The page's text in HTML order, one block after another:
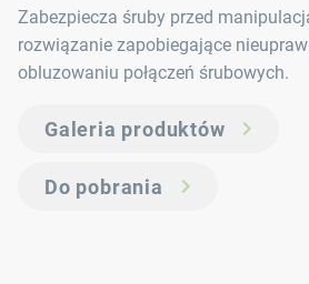
Zabezpiecza śruby przed
rozwiązanie zapobiegające
obluzowaniu połączeń śrubowych.
Galeria produktów
Do pobrania